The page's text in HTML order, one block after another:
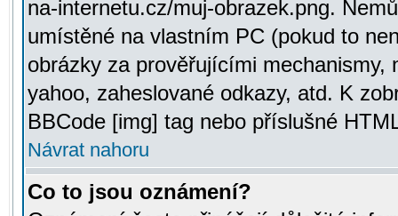
na-internetu.cz/muj-obrazek.png.
umístěné na vlastním PC (pokud to
obrázky za prověřujícími mechanismy,
yahoo, zaheslované odkazy, atd. K
BBCode [img] tag nebo příslušné
Návrat nahoru
Co to jsou oznámení?